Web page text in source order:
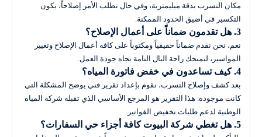
مكان التسرب بدقة ميليمترية، وفي حال تطلب الأمر إصلاحاً، يكون
التكسير في أضيق الحدود الممكنة.
3. هل تقدمون ضماناً على أعمال الإصلاح؟
نعم، نحن نقدم ضماناً حقيقياً ومكتوباً على كافة أعمال الإصلاح وتغيير
المواسير، لنمنحك راحة البال التامة تجاه جودة العمل.
4. كيف تساعدون في خفض فاتورة المياه؟
بعد كشف وإصلاح التسرب، نقوم بإعداد تقرير فني يوضح المشكلة التي
كانت موجودة. هذا التقرير هو المرجع الأساسي الذي تقبله شركة المياه
الوطنية لدعم طلبات تخفيض الفواتير.
5. هل تغطي شركة البيوت كافة أجزاء حي السفارات؟